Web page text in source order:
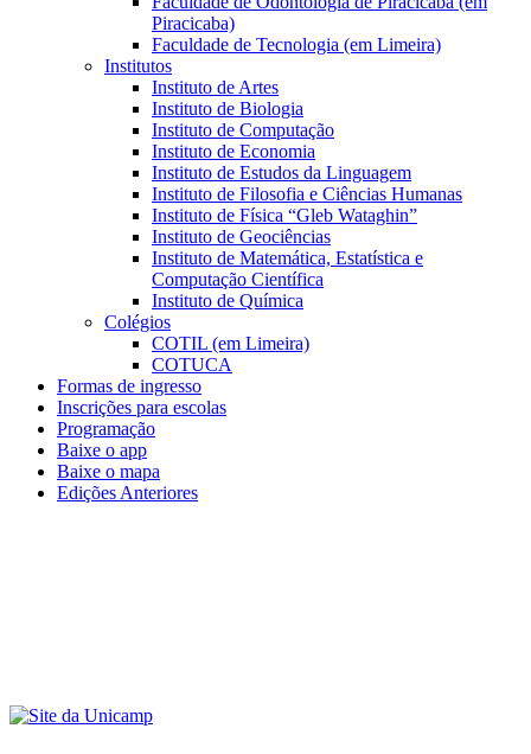
Piracicaba)
Faculdade de Tecnologia (em Limeira)
Institutos
Instituto de Artes
Instituto de Biologia
Instituto de Computação
Instituto de Economia
Instituto de Estudos da Linguagem
Instituto de Filosofia e Ciências Humanas
Instituto de Física “Gleb Wataghin”
Instituto de Geociências
Instituto de Matemática, Estatística e
Computação Científica
Instituto de Química
Colégios
COTIL (em Limeira)
COTUCA
Formas de ingresso
Inscrições para escolas
Programação
Baixe o app
Baixe o mapa
Edições Anteriores